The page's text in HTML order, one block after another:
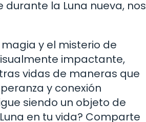
la Luna nueva, nos
magia y el misterio de
impactante,
vidas de maneras que
y conexión
siendo un objeto de
en tu vida? Comparte